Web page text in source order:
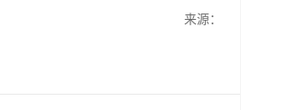
来源：